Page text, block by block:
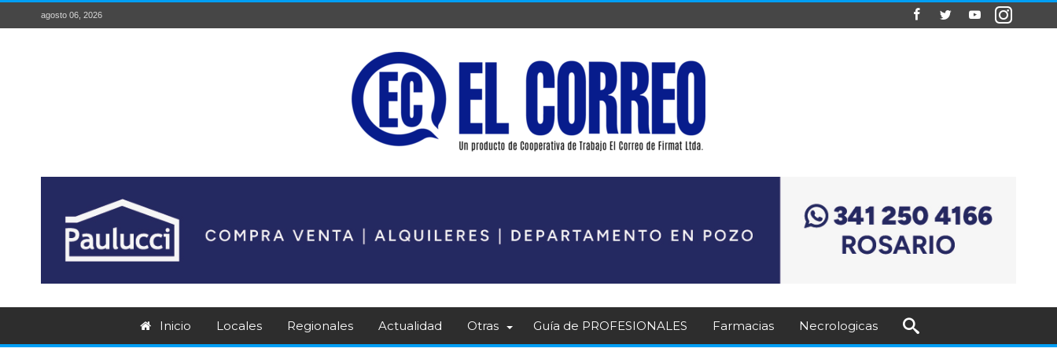
agosto 06, 2026
Inicio Locales Regionales Actualidad Otras Guía de PROFESIONALES Farmacias Necrologicas